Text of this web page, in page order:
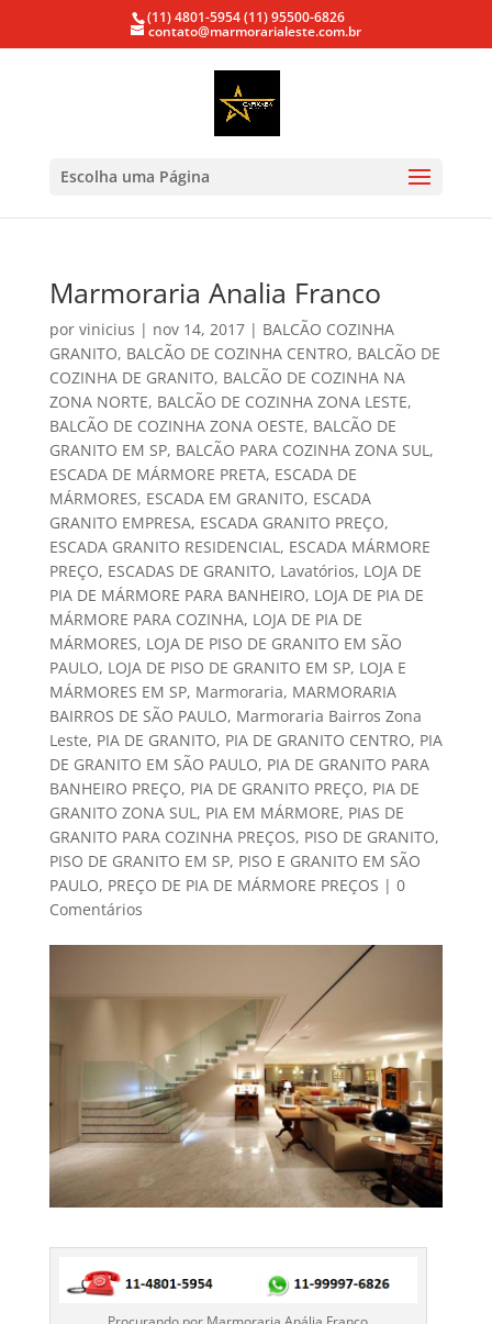
(11) 4801-5954(11) 95500-6826
contato@marmorarialeste.com.br
Escolha uma Página
Marmoraria Analia Franco
por vinicius | nov 14, 2017| BALCÃO COZINHA
GRANITO, BALCÃO DE COZINHA CENTRO, BALCÃO DE
COZINHA DE GRANITO, BALCÃO DE COZINHA NA
ZONA NORTE, BALCÃO DE COZINHA ZONA LESTE,
BALCÃO DE COZINHA ZONA OESTE, BALCÃO DE
GRANITO EM SP, BALCÃO PARA COZINHA ZONA SUL,
ESCADA DE MÁRMORE PRETA, ESCADA DE
MÁRMORES, ESCADA EM GRANITO, ESCADA
GRANITO EMPRESA, ESCADA GRANITO PREÇO,
ESCADA GRANITO RESIDENCIAL, ESCADA MÁRMORE
PREÇO, ESCADAS DE GRANITO, Lavatórios, LOJA DE
PIA DE MÁRMORE PARA BANHEIRO, LOJA DE PIA DE
MÁRMORE PARA COZINHA, LOJA DE PIA DE
MÁRMORES, LOJA DE PISO DE GRANITO EM SÃO
PAULO, LOJA DE PISO DE GRANITO EM SP, LOJA E
MÁRMORES EM SP, Marmoraria, MARMORARIA
BAIRROS DE SÃO PAULO, Marmoraria Bairros Zona
Leste, PIA DE GRANITO, PIA DE GRANITO CENTRO, PIA
DE GRANITO EM SÃO PAULO, PIA DE GRANITO PARA
BANHEIRO PREÇO, PIA DE GRANITO PREÇO, PIA DE
GRANITO ZONA SUL, PIA EM MÁRMORE, PIAS DE
GRANITO PARA COZINHA PREÇOS, PISO DE GRANITO,
PISO DE GRANITO EM SP, PISO E GRANITO EM SÃO
PAULO, PREÇO DE PIA DE MÁRMORE PREÇOS | 0
Comentários